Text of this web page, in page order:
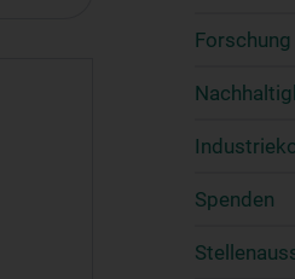
Forschung
Spenden